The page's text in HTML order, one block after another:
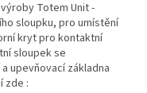
Totem Unit -
sloupku, pro umístění
kryt pro kontaktní
sloupek se
upevňovací základna
zde :